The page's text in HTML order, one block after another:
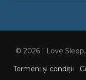
© 2026 I Love
Termeni și condiții